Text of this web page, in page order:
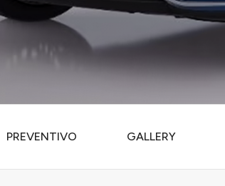
PREVENTIVO GALLERY